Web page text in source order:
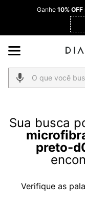
Ganhe 10% OFF
O que você busca?
preto-